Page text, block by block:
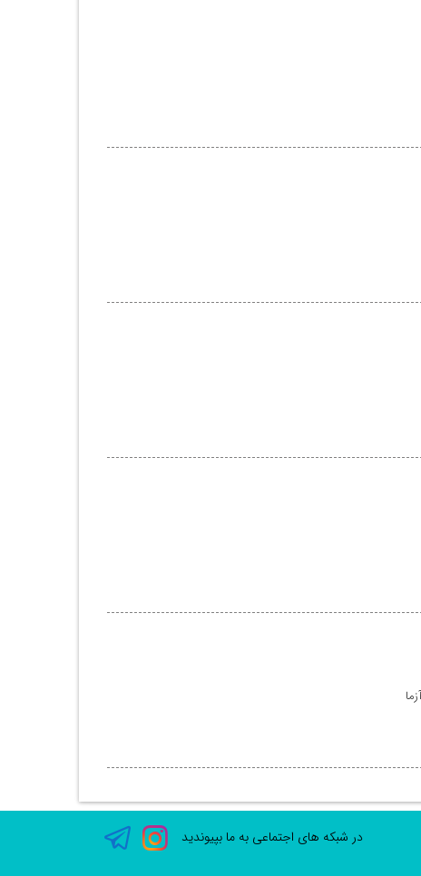
در شبکه های اجتماعی به ما بپیوندید